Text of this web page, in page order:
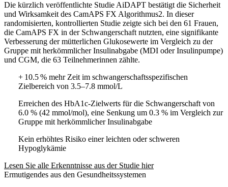
Die kürzlich veröffentlichte Studie AiDAPT bestätigt die Sicherheit
und Wirksamkeit des CamAPS FX Algorithmus2. In dieser
randomisierten, kontrollierten Studie zeigte sich bei den 61 Frauen,
die CamAPS FX in der Schwangerschaft nutzten, eine signifikante
Verbesserung der mütterlichen Glukosewerte im Vergleich zu der
Gruppe mit herkömmlicher Insulinabgabe (MDI oder Insulinpumpe)
und CGM, die 63 Teilnehmerinnen zählte.
+ 10.5 % mehr Zeit im schwangerschaftsspezifischen
Zielbereich von 3.5–7.8 mmol/L
Erreichen des HbA1c-Zielwerts für die Schwangerschaft von
6.0 % (42 mmol/mol), eine Senkung um 0.3 % im Vergleich zur
Gruppe mit herkömmlicher Insulinabgabe
Kein erhöhtes Risiko einer leichten oder schweren
Hypoglykämie
Lesen Sie alle Erkenntnisse aus der Studie hier
Ermutigendes aus den Gesundheitssystemen